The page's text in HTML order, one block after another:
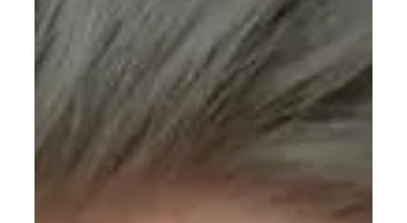
Ein starker Beckenboden wird oft nur mit Rückbildung
oder Inkontinenz verbunden. Dabei kann diese
Muskelgruppe viel mehr: Sie beeinflusst unsere
Haltung, unsere Stabilität, unser Körpergefühl – und
sogar unser Wohlbefinden im Alltag. Der
Beckenboden ist ein echtes Kraftzentrum im Körper.
Er trägt unsere Organe, arbeitet eng mit Bauch- und
Rückenmuskulatur zusammen und sorgt dafür,
dass wir uns stabil und aufgerichtet fühlen. Ist er
kräftig und gut ansteuerbar, wirkt sich das